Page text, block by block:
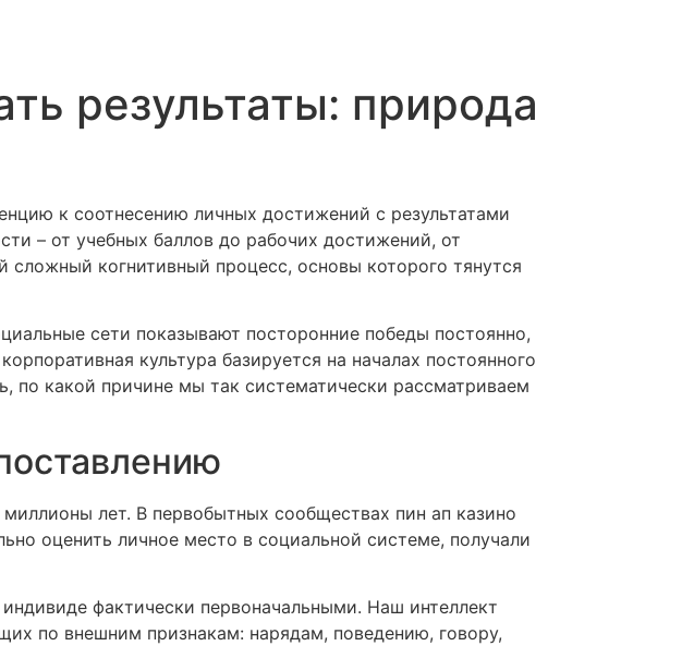
результаты: природа
к соотнесению личных достижений с результатами
– от учебных баллов до рабочих достижений, от
сложный когнитивный процесс, основы которого тянутся
сети показывают посторонние победы постоянно,
культура базируется на началах постоянного
по какой причине мы так систематически рассматриваем
лет. В первобытных сообществах пин ап казино
оценить личное место в социальной системе, получали
фактически первоначальными. Наш интеллект
по внешним признакам: нарядам, поведению, говору,